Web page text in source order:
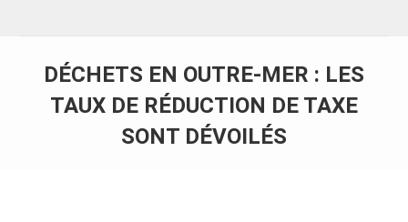
DÉCHETS EN OUTRE-MER : LES
TAUX DE RÉDUCTION DE TAXE
SONT DÉVOILÉS